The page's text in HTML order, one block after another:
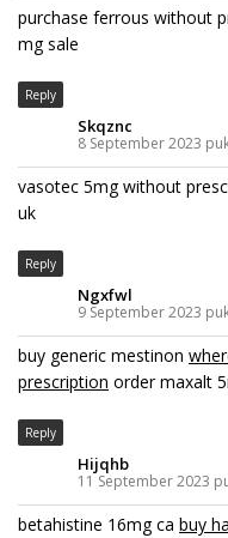
purchase ferrous without
mg sale
Reply
Skqznc
8 September 2023
vasotec 5mg without
uk
Reply
Ngxfwl
9 September 2023
buy generic mestinon
prescription order maxalt
Reply
Hijqhb
11 September 2023
betahistine 16mg ca buy